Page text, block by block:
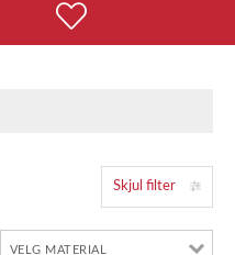
Skjul filter